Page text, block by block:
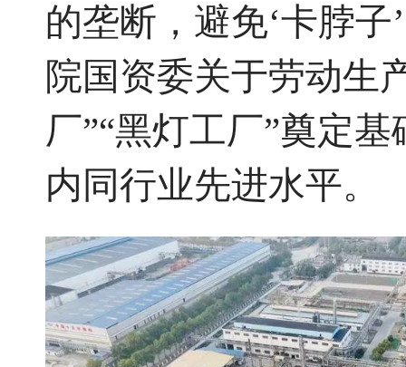
的垄断，避免‘卡脖
院国资委关于劳动生
厂”“黑灯工厂”奠定
内同行业先进水平。